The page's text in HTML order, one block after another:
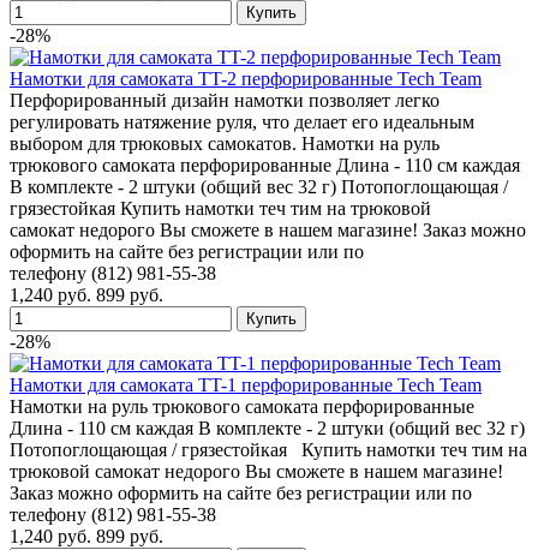
-28%
Намотки для самоката TT-2 перфорированные Tech Team
Перфорированный дизайн намотки позволяет легко
регулировать натяжение руля, что делает его идеальным
выбором для трюковых самокатов. Намотки на руль
трюкового самоката перфорированные Длина - 110 см каждая
В комплекте - 2 штуки (общий вес 32 г) Потопоглощающая /
грязестойкая Купить намотки теч тим на трюковой
самокат недорого Вы сможете в нашем магазине! Заказ можно
оформить на сайте без регистрации или по
телефону (812) 981-55-38
1,240 руб. 899 руб.
-28%
Намотки для самоката TT-1 перфорированные Tech Team
Намотки на руль трюкового самоката перфорированные
Длина - 110 см каждая В комплекте - 2 штуки (общий вес 32 г)
Потопоглощающая / грязестойкая Купить намотки теч тим на
трюковой самокат недорого Вы сможете в нашем магазине!
Заказ можно оформить на сайте без регистрации или по
телефону (812) 981-55-38
1,240 руб. 899 руб.